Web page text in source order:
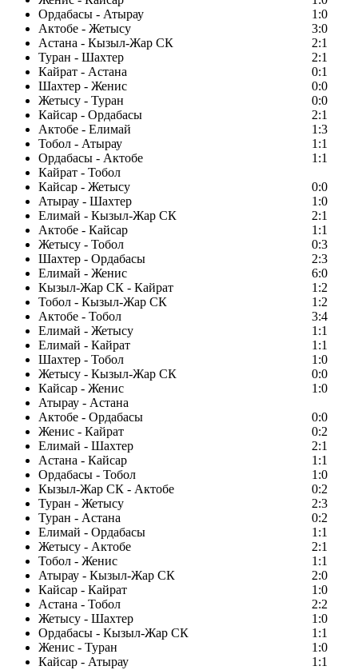
Ордабасы - Атырау
1:0
Актобе - Жетысу
3:0
Астана - Кызыл-Жар СК
2:1
Туран - Шахтер
2:1
Кайрат - Астана
0:1
Шахтер - Женис
0:0
Жетысу - Туран
0:0
Кайсар - Ордабасы
2:1
Актобе - Елимай
1:3
Тобол - Атырау
1:1
Ордабасы - Актобе
1:1
Кайрат - Тобол
Кайсар - Жетысу
0:0
Атырау - Шахтер
1:0
Елимай - Кызыл-Жар СК
2:1
Актобе - Кайсар
1:1
Жетысу - Тобол
0:3
Шахтер - Ордабасы
2:3
Елимай - Женис
6:0
Кызыл-Жар СК - Кайрат
1:2
Тобол - Кызыл-Жар СК
1:2
Актобе - Тобол
3:4
Елимай - Жетысу
1:1
Елимай - Кайрат
1:1
Шахтер - Тобол
1:0
Жетысу - Кызыл-Жар СК
0:0
Кайсар - Женис
1:0
Атырау - Астана
Актобе - Ордабасы
0:0
Женис - Кайрат
0:2
Елимай - Шахтер
2:1
Астана - Кайсар
1:1
Ордабасы - Тобол
1:0
Кызыл-Жар СК - Актобе
0:2
Туран - Жетысу
2:3
Туран - Астана
0:2
Елимай - Ордабасы
1:1
Жетысу - Актобе
2:1
Тобол - Женис
1:1
Атырау - Кызыл-Жар СК
2:0
Кайсар - Кайрат
1:0
Астана - Тобол
2:2
Жетысу - Шахтер
1:0
Ордабасы - Кызыл-Жар СК
1:1
Женис - Туран
1:0
Кайсар - Атырау
1:1